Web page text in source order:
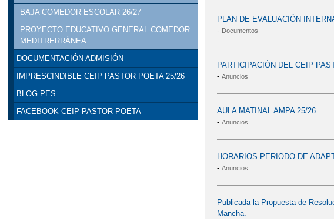
BAJA COMEDOR ESCOLAR 26/27
PROYECTO EDUCATIVO GENERAL COMEDOR
MEDITRERRÁNEA
DOCUMENTACIÓN ADMISIÓN
IMPRESCINDIBLE CEIP PASTOR POETA 25/26
BLOG PES
FACEBOOK CEIP PASTOR POETA
PLAN DE EVALUACIÓN
- Documentos
PARTICIPACIÓN DEL CEIP
- Anuncios
AULA MATINAL AMPA 25/26
- Anuncios
HORARIOS PERIODO DE
- Anuncios
Publicada la Propuesta de
Mancha.